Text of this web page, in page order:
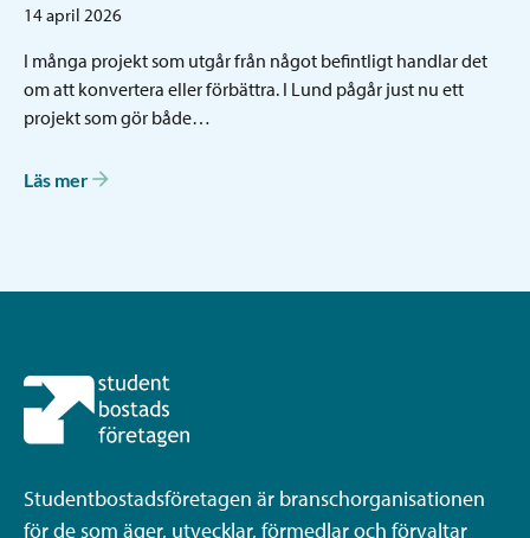
14 april 2026
I många projekt som utgår från något befintligt handlar det
om att konvertera eller förbättra. I Lund pågår just nu ett
projekt som gör både…
Läs mer
Studentbostadsföretagen är branschorganisationen
för de som äger, utvecklar, förmedlar och förvaltar